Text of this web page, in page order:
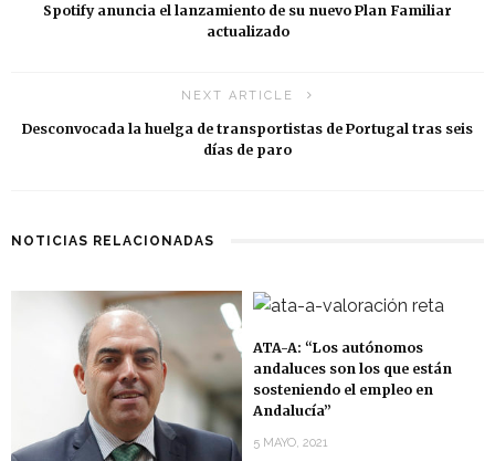
Spotify anuncia el lanzamiento de su nuevo Plan Familiar
actualizado
NEXT ARTICLE
Desconvocada la huelga de transportistas de Portugal tras seis
días de paro
NOTICIAS RELACIONADAS
ATA-A: “Los autónomos
andaluces son los que están
sosteniendo el empleo en
Andalucía”
5 MAYO, 2021